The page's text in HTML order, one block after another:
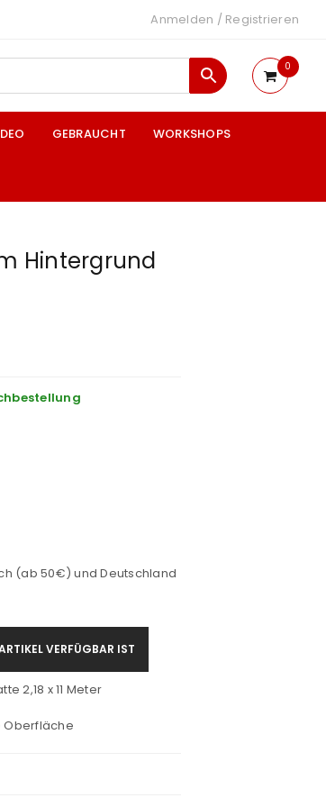
Anmelden / Registrieren
0
GEBRAUCHT WORKSHOPS
Hintergrund
(ab 50€) und Deutschland
VERFÜGBAR IST
2,18 x 11 Meter
Oberfläche